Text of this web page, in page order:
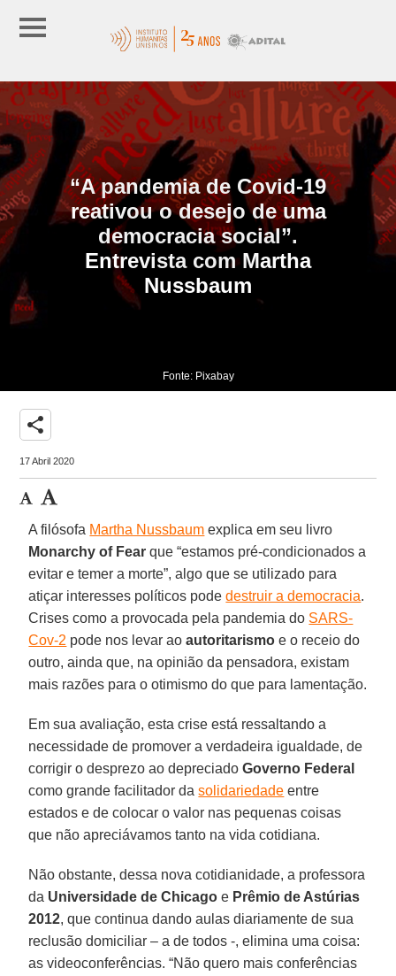
“A pandemia de Covid-19
reativou o desejo de uma
democracia social”.
Entrevista com Martha
Nussbaum
Fonte: Pixabay
share
17 Abril 2020
A filósofa Martha Nussbaum explica em seu livro
Monarchy of Fear que “estamos pré-condicionados a
evitar e temer a morte”, algo que se utilizado para
atiçar interesses políticos podedestruir a democracia.
Crises como a provocada pela pandemia do SARS-
Cov-2 pode nos levar aoautoritarismo e o receio do
outro, ainda que, na opinião da pensadora, existam
mais razões para o otimismo do que para lamentação.
Em sua avaliação, esta crise está ressaltando a
necessidade de promover a verdadeira igualdade, de
corrigir o desprezo ao depreciadoGoverno Federal
como grande facilitador dasolidariedade entre
estados e de colocar o valor nas pequenas coisas
que não apreciávamos tanto na vida cotidiana.
Não obstante, dessa nova cotidianidade, a professora
da Universidade de Chicago e Prêmio de Astúrias
2012, que continua dando aulas diariamente de sua
reclusão domiciliar – a de todos -, elimina uma coisa:
as videoconferências. “Não quero mais conferências